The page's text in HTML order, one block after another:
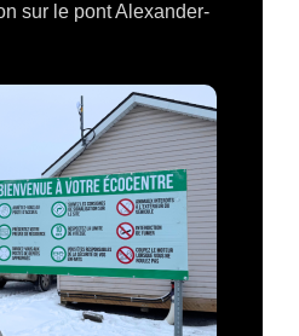
sur le pont Alexander-